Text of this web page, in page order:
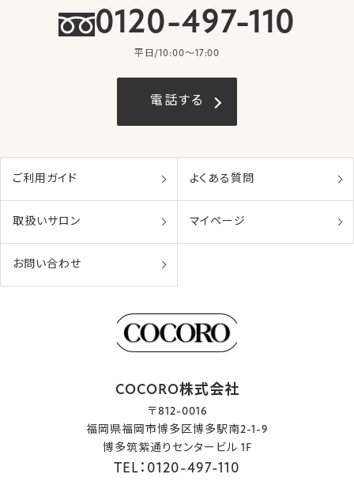
0120-497-110
平日/10:00〜17:00
電話する
ご利用ガイド よくある質問
取扱いサロン マイページ
お問い合わせ
COCORO株式会社
〒812-0016
福岡県福岡市博多区博多駅南2-1-9
博多筑紫通りセンタービル 1F
TEL：0120-497-110